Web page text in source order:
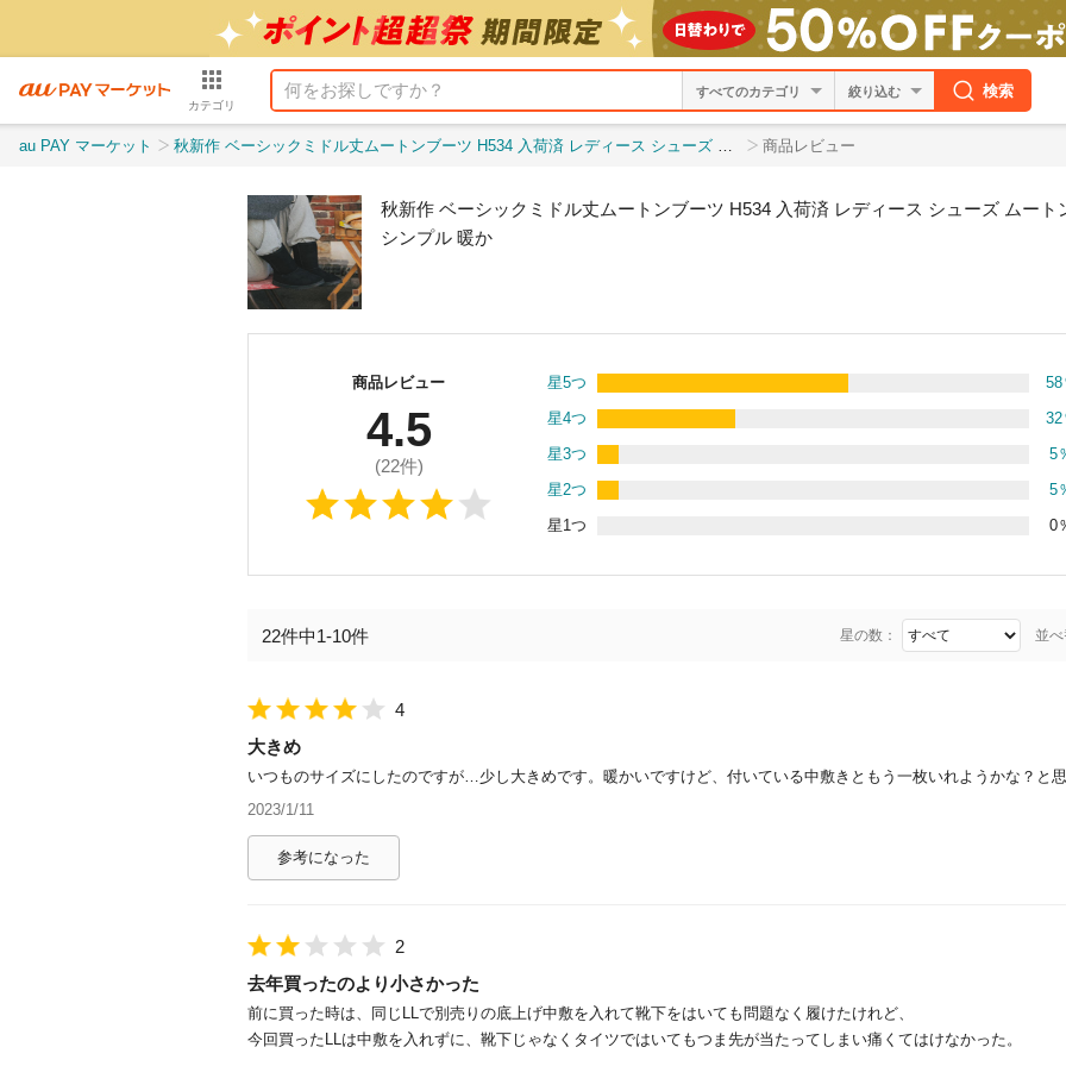
カテゴリ
絞り込む 検索
au PAY マーケット 秋新作 ベーシックミドル丈ムートンブーツ H534 入荷済 レディース シューズ ムートン ブーツ レオパード ヒョウ ファー シンプル 暖か 商品レビュー
秋新作 ベーシックミドル丈ムートンブーツ H534 入荷済 レディース シューズ ムー
シンプル 暖か
商品レビュー
4.5
(22件)
星5つ 58
星4つ
32
星3つ
5
星2つ
5
星1つ
0
22件中1-10件 星の数： 並べ
4
大きめ
いつものサイズにしたのですが…少し大きめです。暖かいですけど、付いている中敷きともう一枚いれようかな？と
2023/1/11
参考になった
2
去年買ったのより小さかった
前に買った時は、同じLLで別売りの底上げ中敷を入れて靴下をはいても問題なく履けたけれど、
今回買ったLLは中敷を入れずに、靴下じゃなくタイツではいてもつま先が当たってしまい痛くてはけなかった。